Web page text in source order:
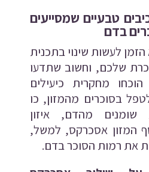
טבעיים שמסייעים
בדם
לעשות שינוי בתכנית
שלכם, וחשוב שתדעו
מחקרית כיעילים
בסוכרים מהמזון, כו
שומנים מהדם, איזון
המזון אסכרקס, למשל,
את רמות הסוכר בדם.